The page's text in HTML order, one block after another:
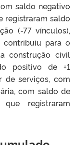
saldo negativo
registraram saldo
(-77 vínculos),
para o
construção civil
positivo de +1
de serviços, com
com saldo de
registraram